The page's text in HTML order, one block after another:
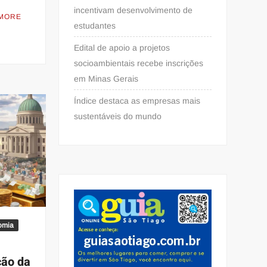
da
incentivam desenvolvimento de
estudantes
Edital de apoio a projetos
socioambientais recebe inscrições
em Minas Gerais
Índice destaca as empresas mais
sustentáveis do mundo